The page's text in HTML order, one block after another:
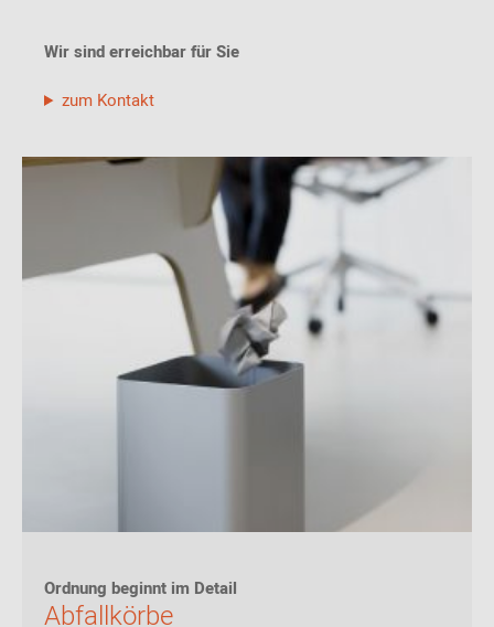
Wir sind erreichbar für Sie
zum Kontakt
Ordnung beginnt im Detail
Abfallkörbe